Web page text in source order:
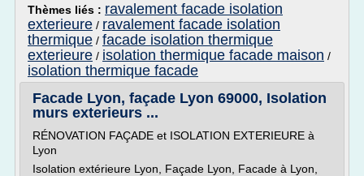
Thèmes liés : ravalement facade isolation
exterieure / ravalement facade isolation
thermique / facade isolation thermique
exterieure / isolation thermique facade maison /
isolation thermique facade
Facade Lyon, façade Lyon 69000, Isolation
murs exterieurs ...
RÉNOVATION FAÇADE et ISOLATION EXTERIEURE à
Lyon
Isolation extérieure Lyon, Façade Lyon, Facade à Lyon,